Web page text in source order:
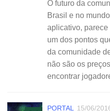
O futuro da
Brasil e no
aplicativo,
um dos pontos
da comunidade
não são os
encontrar
PORTAL 15/06/